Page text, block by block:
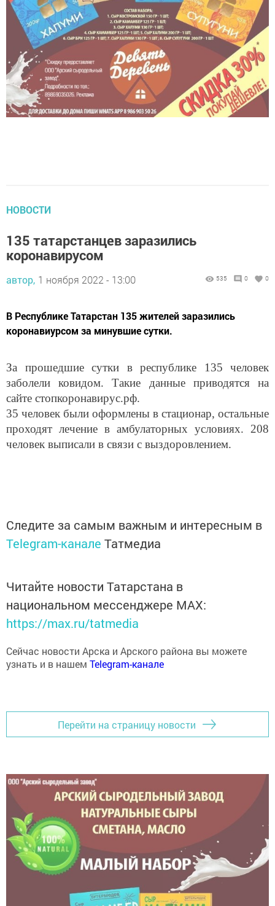
НОВОСТИ
135 татарстанцев заразились
коронавирусом
автор, 1 ноября 2022 - 13:00 535 0 0
В Республике Татарстан 135 жителей заразились
коронавиурсом за минувшие сутки.
За прошедшие сутки в республике 135 человек
заболели ковидом. Такие данные приводятся на
сайте стопкоронавирус.рф.
35 человек были оформлены в стационар, остальные
проходят лечение в амбулаторных условиях. 208
человек выписали в связи с выздоровлением.
Следите за самым важным и интересным в
Telegram-канале Татмедиа
Читайте новости Татарстана в
национальном мессенджере MАХ:
https://max.ru/tatmedia
Сейчас новости Арска и Арского района вы можете
узнать и в нашем Telegram-канале
Перейти на страницу новости